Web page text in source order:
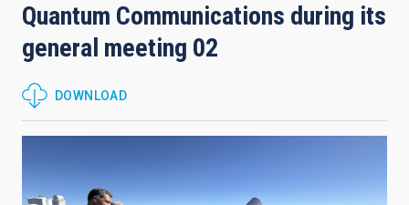
Quantum Communications during its
general meeting 02
DOWNLOAD